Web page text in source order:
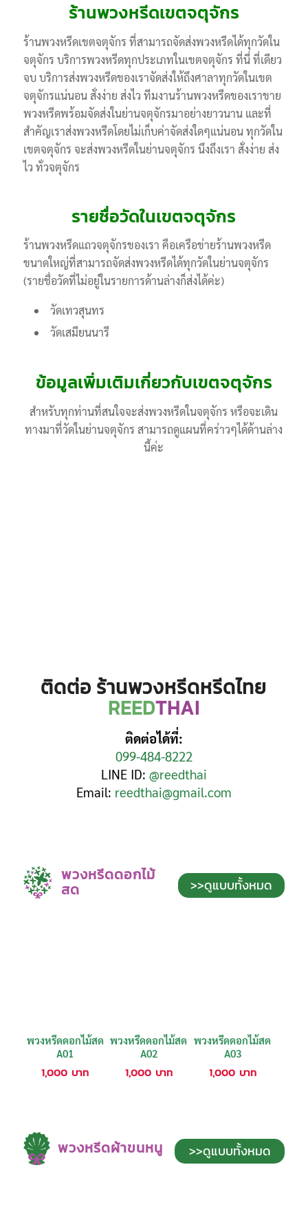
ร้านพวงหรีดเขตจตุจักร
ร้านพวงหรีดเขตจตุจักร ที่สามารถจัดส่งพวงหรีดได้ทุกวัดใน
จตุจักร บริการพวงหรีดทุกประเภทในเขตจตุจักร ที่นี่ ที่เดียว
จบ บริการส่งพวงหรีดของเราจัดส่งให้ถึงศาลาทุกวัดในเขต
จตุจักรแน่นอน สั่งง่าย ส่งไว ทีมงานร้านพวงหรีดของเราขาย
พวงหรีดพร้อมจัดส่งในย่านจตุจักรมาอย่างยาวนาน และที่
สำคัญเราส่งพวงหรีดโดยไม่เก็บค่าจัดส่งใดๆแน่นอน ทุกวัดใน
เขตจตุจักร จะส่งพวงหรีดในย่านจตุจักร นึงถึงเรา สั่งง่าย ส่ง
ไว ทั่วจตุจักร
รายชื่อวัดในเขตจตุจักร
ร้านพวงหรีดแถวจตุจักรของเรา คือเครือข่ายร้านพวงหรีด
ขนาดใหญ่ที่สามารถจัดส่งพวงหรีดได้ทุกวัดในย่านจตุจักร
(รายชื่อวัดที่ไม่อยู่ในรายการด้านล่างก็ส่งได้ค่ะ)
วัดเทวสุนทร
วัดเสมียนนารี
ข้อมูลเพิ่มเติมเกี่ยวกับเขตจตุจักร
สำหรับทุกท่านที่สนใจจะส่งพวงหรีดในจตุจักร หรือจะเดิน
ทางมาที่วัดในย่านจตุจักร สามารถดูแผนที่คร่าวๆได้ด้านล่าง
นี้ค่ะ
ติดต่อ ร้านพวงหรีดหรีดไทย
REEDTHAI
ติดต่อได้ที่:
099-484-8222
LINE ID: @reedthai
Email: reedthai@gmail.com
พวงหรีดดอกไม้
สด >>ดูแบบทั้งหมด
พวงหรีดดอกไม้สด
A01
1,000 บาท
พวงหรีดดอกไม้สด
A02
1,000 บาท
พวงหรีดดอกไม้สด
A03
1,000 บาท
พวงหรีดผ้าขนหนู >>ดูแบบทั้งหมด